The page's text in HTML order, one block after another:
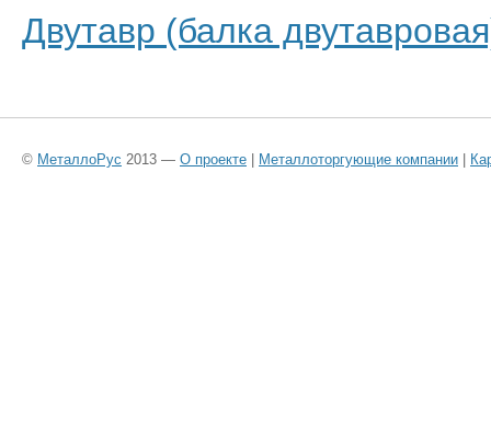
Двутавр (балка
© МеталлоРус 2013 — О проекте | Металлоторгующие компании |